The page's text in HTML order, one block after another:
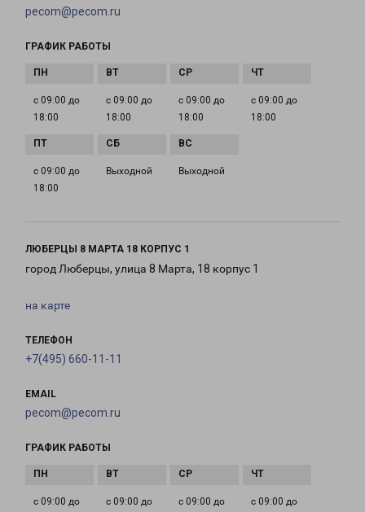
pecom@pecom.ru
ГРАФИК РАБОТЫ
с 09:00 до
18:00
с 09:00 до
18:00
с 09:00 до
18:00
с 09:00 до
18:00
с 09:00 до
18:00
Выходной Выходной
ЛЮБЕРЦЫ 8 МАРТА 18 КОРПУС 1
город Люберцы, улица 8 Марта, 18 корпус 1
на карте
ТЕЛЕФОН
+7(495) 660-11-11
EMAIL
pecom@pecom.ru
ГРАФИК РАБОТЫ
с 09:00 до
с 09:00 до
с 09:00 до
с 09:00 до